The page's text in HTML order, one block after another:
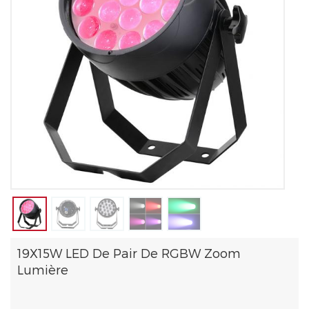
19X15W LED De Pair De RGBW Zoom
Lumière